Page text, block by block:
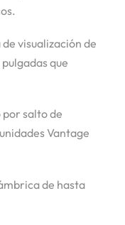
visualización de
que
salto de
Vantage
de hasta